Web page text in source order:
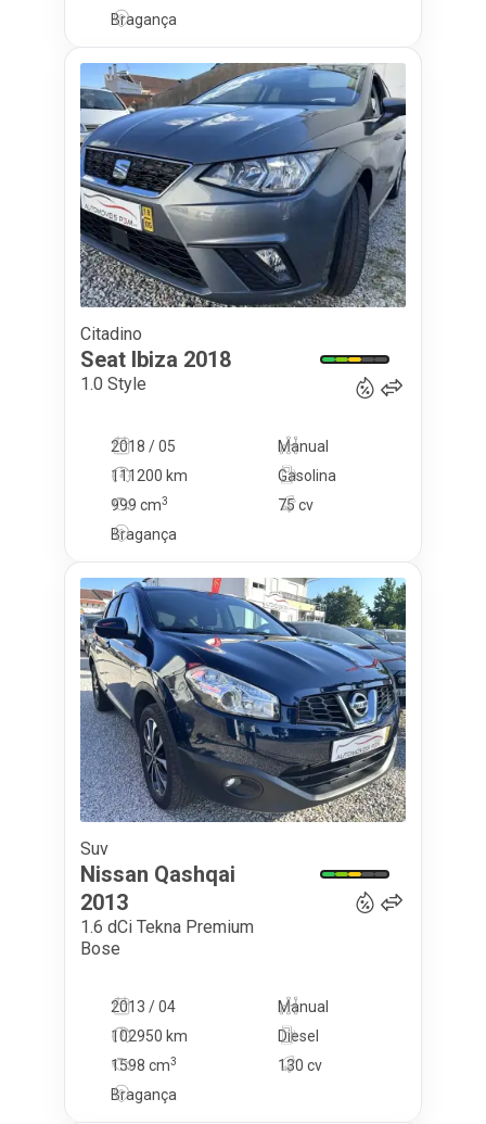
Bragança
Citadino
Seat Ibiza 2018
1.0 Style
2018 / 05
Manual
111200 km
75 cv
Gasolina
999 cm3
Bragança
Suv
Nissan Qashqai
2013
1.6 dCi Tekna Premium
Bose
2013 / 04
Manual
102950 km
130 cv
Diesel
1598 cm3
Bragança